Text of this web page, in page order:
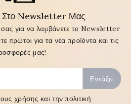
Στο Newsletter Μας
για να λαμβάνετε το Newsletter
πρώτοι για τα νέα προϊόντα και τις
μας!
χρήσης και την πολιτική